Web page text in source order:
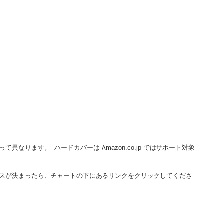
て異なります。 ハードカバーは Amazon.co.jp ではサポート対象
決まったら、チャートの下にあるリンクをクリックしてくださ